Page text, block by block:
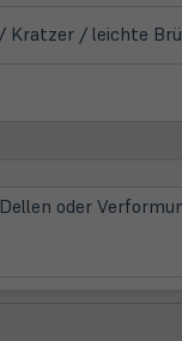
Kratzer / leichte
oder